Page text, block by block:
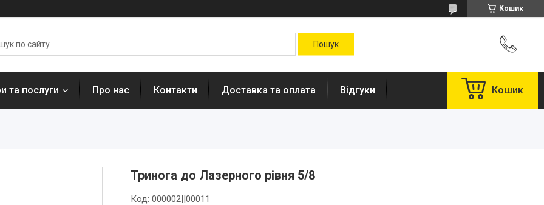
Кошик
та послуги Про нас Контакти Доставка та оплата Відгуки Кошик
Тринога до Лазерного рівня 5/8
Код: 000002||00011